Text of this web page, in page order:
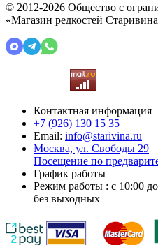
© 2012-2026 Общество с
«Магазин редкостей
Контактная информация
+7 (926) 130 15 35
Email: info@starivina.ru
Москва, ул. Свободы 29
Посещение по
График работы
Режим работы : с 10:00
без выходных